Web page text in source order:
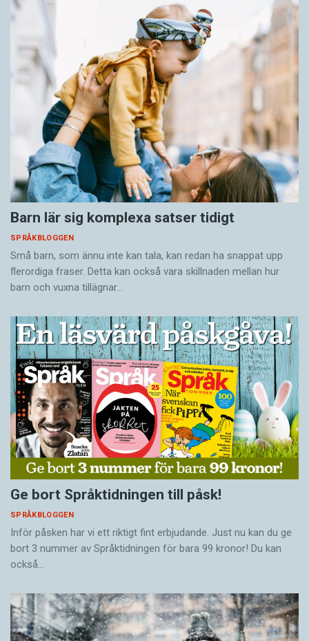
Barn lär sig komplexa satser tidigt
SPRÅKBLOGGEN
Små barn, som ännu inte kan tala, kan redan ha snappat upp
flerordiga fraser. Detta kan också vara skillnaden mellan hur
barn och vuxna tillägnar…
Ge bort Språktidningen till påsk!
SPRÅKBLOGGEN
Inför påsken har vi ett riktigt fint erbjudande. Just nu kan du ge
bort 3 nummer av Språktidningen för bara 99 kronor! Du kan
också…